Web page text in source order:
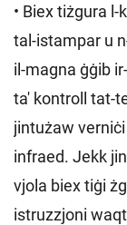
• Biex tiżgura
tal-istampar u
il-magna ġġib
ta' kontroll tat-
jintużaw
infraed. Jekk
vjola biex tiġi
istruzzjoni